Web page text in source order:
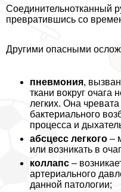
Соединительнотканный
превратившись со
Другими опасными
пневмония,
ткани вокруг очага
легких. Она
бактериального
процесса и
абсцесс легкого –
или возникать в
коллапс –
артериального
данной патологии;